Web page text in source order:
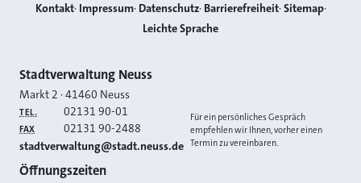
Kontakt Impressum Datenschutz Barrierefreiheit Sitemap
Leichte Sprache
Kontakt
Stadtverwaltung Neuss
Markt 2 ·41460 Neuss
TEL. 02131 90-01
FAX 02131 90-2488
E-MAIL
stadtverwaltung@stadt.neuss.de
Für ein persönliches Gespräch
empfehlen wir Ihnen, vorher einen
Termin zu vereinbaren.
Öffnungszeiten